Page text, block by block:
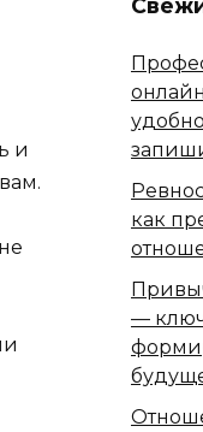
и
как
—